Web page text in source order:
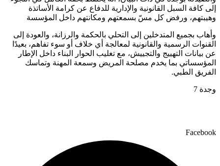
إلى كافة السبل القانونية والإدارية للدفاع عن كرامة الأساتذة
وهيبتهم، ورفض كل مسّ بسمعتهم ومكانتهم داخل المؤسسة
وأهاب بجميع المتدخلين إلى التحلي بالحكمة والرزانة، والعودة إلى
القنوات الرسمية والقانونية لمعالجة أي خلاف أو سوء تفاهم، بعيدًا
عن بيانات التهييج والتجييش، مع تغليب الحوار البناء داخل الإطار
المؤسساتي بما يخدم مصلحة المريض وسمعة المهنة وتماسك
الفريق الطبي.
وجدة 7
Facebook